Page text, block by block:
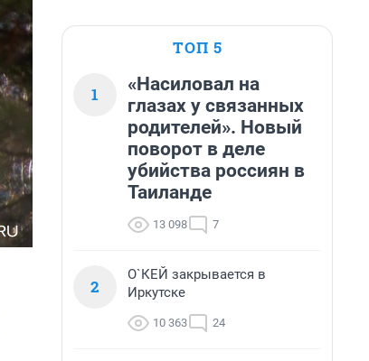
ТОП 5
1
«Насиловал на
глазах у связанных
родителей». Новый
поворот в деле
убийства россиян в
Таиланде
13 098 7
2
О`КЕЙ закрывается в
Иркутске
10 363 24